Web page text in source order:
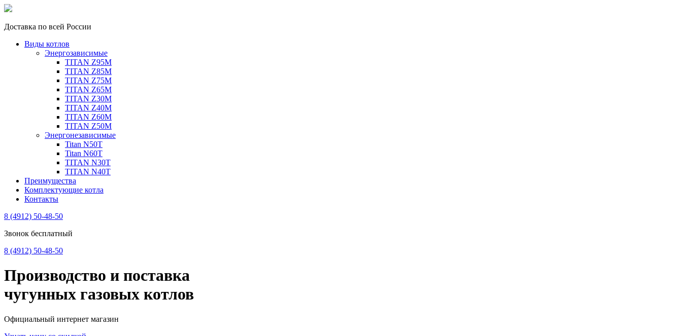
Доставка по всей России
Виды котлов
Энергозависимые
TITAN Z95M
TITAN Z85M
TITAN Z75M
TITAN Z65M
TITAN Z30M
TITAN Z40M
TITAN Z60M
TITAN Z50M
Энергонезависимые
Titan N50T
Titan N60T
TITAN N30T
TITAN N40T
Преимущества
Комплектующие котла
Контакты
8 (4912) 50-48-50
Звонок бесплатный
8 (4912) 50-48-50
Производство и поставка
чугунных газовых котлов
Официальный интернет магазин